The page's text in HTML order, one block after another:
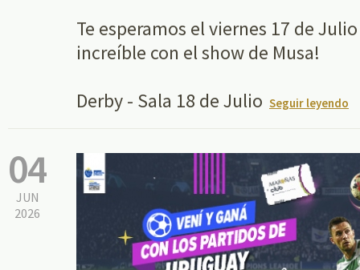
Te esperamos el viernes 17 de
increíble con el show de Musa!
Derby - Sala 18 de Julio Seguir leyendo
04
JUN
2026